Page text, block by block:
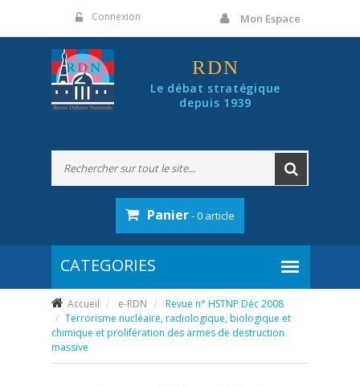
Connexion Mon Espace
RDN
Le débat stratégique
depuis 1939
Panier- 0 article
Accueil e-RDN
Revue n° HSTNP Déc 2008
Terrorisme nucléaire, radiologique, biologique et
chimique et prolifération des armes de destruction
massive